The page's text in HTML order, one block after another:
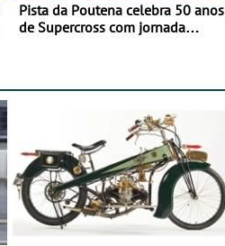
Pista da Poutena celebra 50 anos
de Supercross com jornada